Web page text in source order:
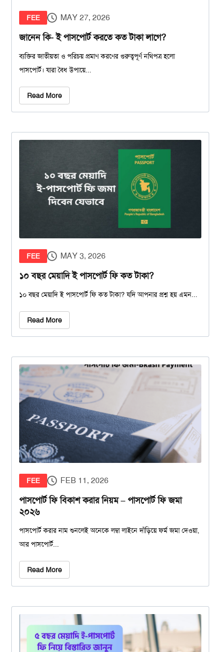
FEE MAY 27, 2026
জানেন কি- ই পাসপোর্ট করতে কত টাকা লাগে?
ব্যক্তির জাতীয়তা ও পরিচয় প্রমাণ করণের গুরুত্বপূর্ণ নথিপত্র হলো
পাসপোর্ট। যারা বৈধ উপায়ে...
Read More
FEE MAY 3, 2026
১০ বছর মেয়াদি ই পাসপোর্ট ফি কত টাকা?
১০ বছর মেয়াদি ই পাসপোর্ট ফি কত টাকা? যদি আপনার প্রশ্ন হয় এমন...
Read More
FEE FEB 11, 2026
পাসপোর্ট ফি বিকাশ করার নিয়ম – পাসপোর্ট ফি জমা
২০২৬
পাসপোর্ট করার নাম শুনলেই অনেকে লম্বা লাইনে দাঁড়িয়ে ফর্ম জমা দেওয়া,
আর পাসপোর্ট...
Read More